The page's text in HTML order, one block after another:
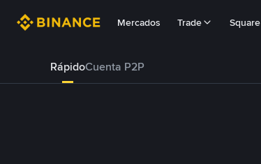
Mercados Trade Square
RápidoCuenta P2P